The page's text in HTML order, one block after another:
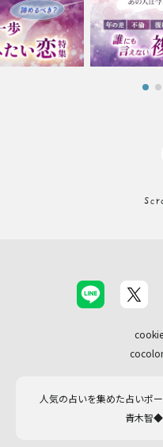
人気の占いを集めた占いポ
青木智